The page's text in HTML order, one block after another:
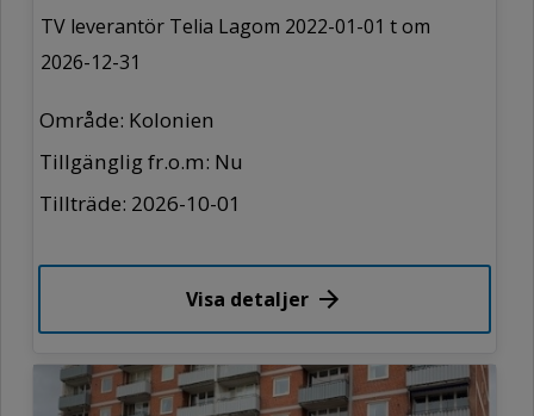
TV leverantör Telia Lagom 2022-01-01 t om
2026-12-31
Område: Kolonien
Tillgänglig fr.o.m: Nu
Tillträde: 2026-10-01
Visa detaljer